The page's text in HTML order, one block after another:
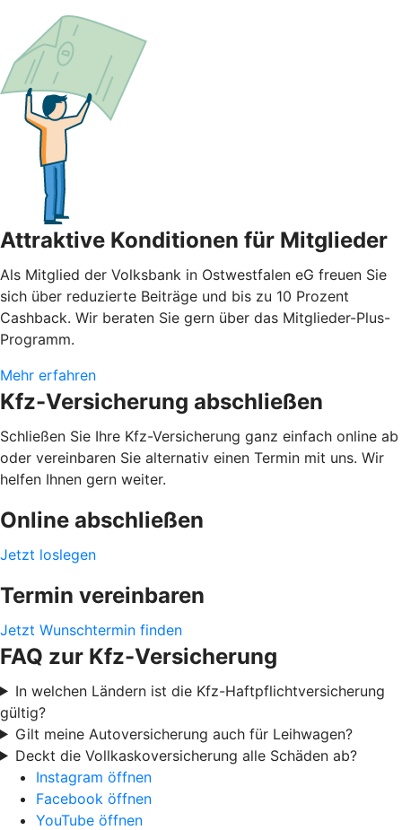
Attraktive Konditionen für Mitglieder
Als Mitglied der Volksbank in Ostwestfalen eG freuen Sie
sich über reduzierte Beiträge und bis zu 10 Prozent
Cashback. Wir beraten Sie gern über das Mitglieder-Plus-
Programm.
Mehr erfahren
Kfz-Versicherung abschließen
Schließen Sie Ihre Kfz-Versicherung ganz einfach online ab
oder vereinbaren Sie alternativ einen Termin mit uns. Wir
helfen Ihnen gern weiter.
Online abschließen
Jetzt loslegen
Termin vereinbaren
Jetzt Wunschtermin finden
FAQ zur Kfz-Versicherung
In welchen Ländern ist die Kfz-Haftpflichtversicherung
gültig?
Gilt meine Autoversicherung auch für Leihwagen?
Deckt die Vollkaskoversicherung alle Schäden ab?
Instagram öffnen
Facebook öffnen
YouTube öffnen